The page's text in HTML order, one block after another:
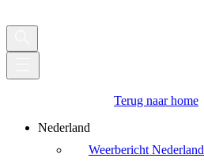
Terug naar home
Nederland
Weerbericht Nederland